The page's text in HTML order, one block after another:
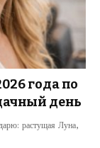
года по
день
растущая Луна,